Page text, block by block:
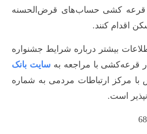
کشی حساب‌های قرض‌الحسنه
اقدام کنند.
بیشتر درباره شرایط جشنواره
قرعه‌کشی با مراجعه بهسایت بانک
با مرکز ارتباطات مردمی به شماره